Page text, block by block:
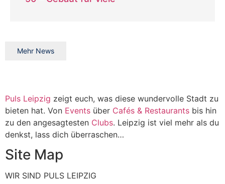
Mehr News
Puls Leipzig zeigt euch, was diese wundervolle Stadt zu
bieten hat. Von Events über Cafés & Restaurants bis hin
zu den angesagtesten Clubs. Leipzig ist viel mehr als du
denkst, lass dich überraschen…
Site Map
WIR SIND PULS LEIPZIG